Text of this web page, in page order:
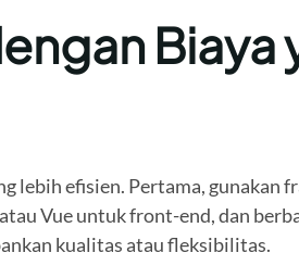
Biaya
lebih efisien. Pertama, gunakan
Vue untuk front-end, dan
kualitas atau fleksibilitas.